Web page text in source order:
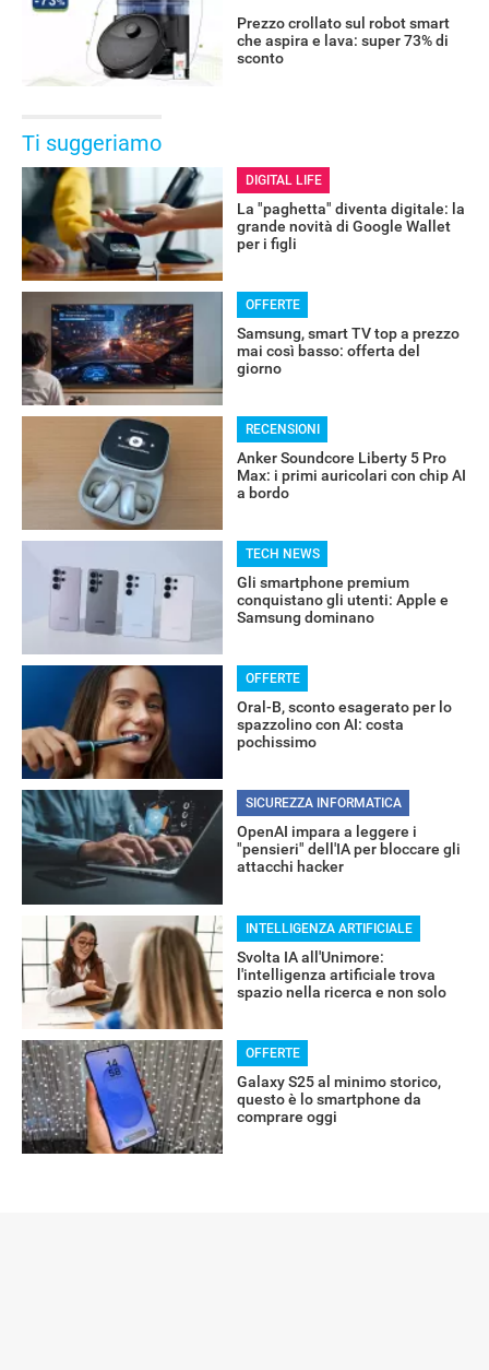
RECENSIONI
Prezzo crollato sul robot smart
che aspira e lava: super 73% di
sconto
Ti suggeriamo
DIGITAL LIFE
La "paghetta" diventa digitale: la
grande novità di Google Wallet
per i figli
OFFERTE
Samsung, smart TV top a prezzo
mai così basso: offerta del
giorno
RECENSIONI
Anker Soundcore Liberty 5 Pro
Max: i primi auricolari con chip AI
a bordo
TECH NEWS
Gli smartphone premium
conquistano gli utenti: Apple e
Samsung dominano
OFFERTE
Oral-B, sconto esagerato per lo
spazzolino con AI: costa
pochissimo
SICUREZZA INFORMATICA
OpenAI impara a leggere i
"pensieri" dell'IA per bloccare gli
attacchi hacker
INTELLIGENZA ARTIFICIALE
Svolta IA all'Unimore:
l'intelligenza artificiale trova
spazio nella ricerca e non solo
OFFERTE
Galaxy S25 al minimo storico,
questo è lo smartphone da
comprare oggi